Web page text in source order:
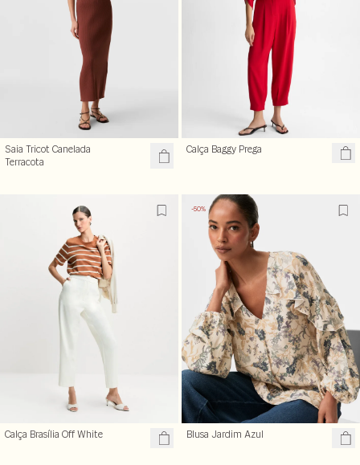
Saia Tricot Canelada
Terracota
Calça Baggy Prega
Calça Brasília Off White
-50%
Blusa Jardim Azul